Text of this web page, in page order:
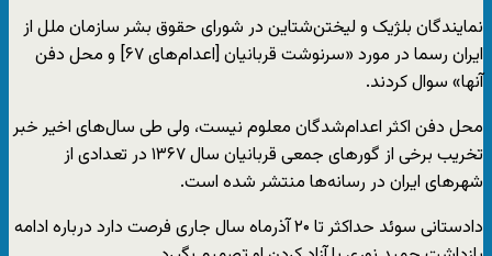
نمایندگان بلژیک و لیختن‌شتاین در شورای حقوق بشر سازمان ملل از
ایران رسما در مورد «سرنوشت قربانیان [اعدام‌های ۶۷] و محل دفن
آنها» سوال کردند.
محل دفن اکثر اعدام‌شدگان معلوم نیست، ولی طی سال‌های اخیر خبر
تخریب برخی از گورهای جمعی قربانیان سال ۱۳۶۷ در تعدادی از
شهرهای ایران در رسانه‌ها منتشر شده است.
دادستانی سوئد حداکثر تا ۲۰ آذرماه سال جاری فرصت دارد درباره ادامه